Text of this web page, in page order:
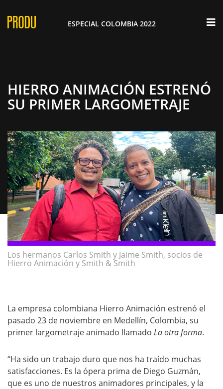
ESPECIAL COLOMBIA 2022
HIERRO ANIMACIÓN ESTRENÓ
SU PRIMER LARGOMETRAJE
Los hermanos Carlos Smith y Jaime Smith, socios de
Hierro Animación y Smith & Smith
La empresa colombiana Hierro Animación estrenó el
pasado 23 de noviembre en Medellín, Colombia, su
primer largometraje animado llamado La otra forma.
“Ha sido un trabajo duro que nos ha traído muchas
satisfacciones. Es la ópera prima de Diego Guzmán,
que es uno de nuestros animadores principales, y la